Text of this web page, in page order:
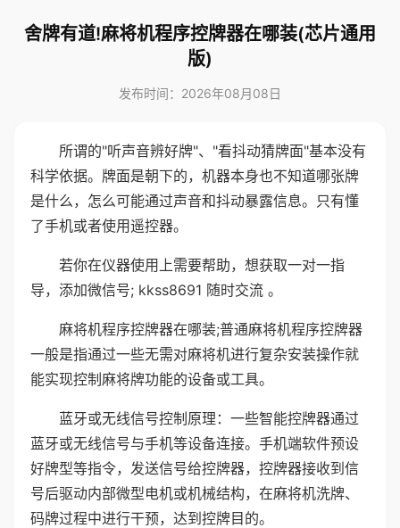
舍牌有道!麻将机程序控牌器在哪装(芯片通用
版)
发布时间：2026年08月08日
所谓的"听声音辨好牌"、"看抖动猜牌面"基本没有
科学依据。牌面是朝下的，机器本身也不知道哪张牌
是什么，怎么可能通过声音和抖动暴露信息。只有懂
了手机或者使用遥控器。
若你在仪器使用上需要帮助，想获取一对一指
导，添加微信号; kkss8691 随时交流 。
麻将机程序控牌器在哪装;普通麻将机程序控牌器
一般是指通过一些无需对麻将机进行复杂安装操作就
能实现控制麻将牌功能的设备或工具。
蓝牙或无线信号控制原理：一些智能控牌器通过
蓝牙或无线信号与手机等设备连接。手机端软件预设
好牌型等指令，发送信号给控牌器，控牌器接收到信
号后驱动内部微型电机或机械结构，在麻将机洗牌、
码牌过程中进行干预，达到控牌目的。